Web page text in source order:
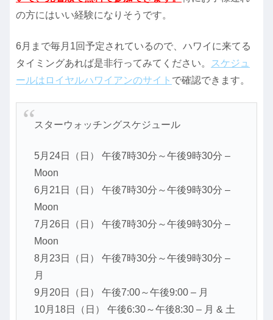
の方にはいい経験になりそうです。
6月まで毎月1回予定されているので、ハワイに来てる
タイミングあれば是非行ってみてください。
スケジュ
ールはロイヤルハワイアンのサイト で確認できます。
スターウォッチングスケジュール
5月24日（日） 午後7時30分～午後9時30分 –
Moon
6月21日（日） 午後7時30分～午後9時30分 –
Moon
7月26日（日） 午後7時30分～午後9時30分 –
Moon
8月23日（日） 午後7時30分～午後9時30分 –
月
9月20日（日） 午後7:00～午後9:00 – 月
10月18日（日） 午後6:30～午後8:30 – 月 & 土